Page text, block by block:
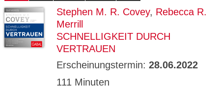
Stephen M. R. Covey, Rebecca R.
Merrill
SCHNELLIGKEIT DURCH
VERTRAUEN
Erscheinungstermin: 28.06.2022
111 Minuten
GV_CO
OKIES
gabal-
de
Speichert den Zustimmungsstatus des
Benutzers für Cookies auf der aktuellen
Domäne.
90
H
T